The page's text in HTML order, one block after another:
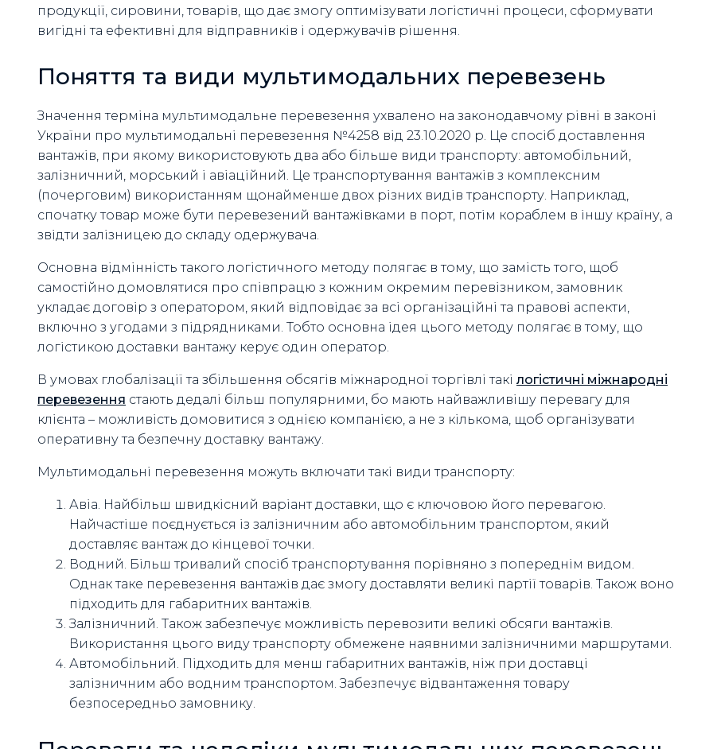
продукції, сировини, товарів, що дає змогу оптимізувати логістичні процеси, сформувати
вигідні та ефективні для відправників і одержувачів рішення.
Поняття та види мультимодальних перевезень
Значення терміна мультимодальне перевезення ухвалено на законодавчому рівні в законі
України про мультимодальні перевезення №4258 від 23.10.2020 р. Це спосіб доставлення
вантажів, при якому використовують два або більше види транспорту: автомобільний,
залізничний, морський і авіаційний. Це транспортування вантажів з комплексним
(почерговим) використанням щонайменше двох різних видів транспорту. Наприклад,
спочатку товар може бути перевезений вантажівками в порт, потім кораблем в іншу країну, а
звідти залізницею до складу одержувача.
Основна відмінність такого логістичного методу полягає в тому, що замість того, щоб
самостійно домовлятися про співпрацю з кожним окремим перевізником, замовник
укладає договір з оператором, який відповідає за всі організаційні та правові аспекти,
включно з угодами з підрядниками. Тобто основна ідея цього методу полягає в тому, що
логістикою доставки вантажу керує один оператор.
В умовах глобалізації та збільшення обсягів міжнародної торгівлі такі логістичні міжнародні
перевезення стають дедалі більш популярними, бо мають найважливішу перевагу для
клієнта – можливість домовитися з однією компанією, а не з кількома, щоб організувати
оперативну та безпечну доставку вантажу.
Мультимодальні перевезення можуть включати такі види транспорту:
Авіа. Найбільш швидкісний варіант доставки, що є ключовою його перевагою.
Найчастіше поєднується із залізничним або автомобільним транспортом, який
доставляє вантаж до кінцевої точки.
Водний. Більш тривалий спосіб транспортування порівняно з попереднім видом.
Однак таке перевезення вантажів дає змогу доставляти великі партії товарів. Також воно
підходить для габаритних вантажів.
Залізничний. Також забезпечує можливість перевозити великі обсяги вантажів.
Використання цього виду транспорту обмежене наявними залізничними маршрутами.
Автомобільний. Підходить для менш габаритних вантажів, ніж при доставці
залізничним або водним транспортом. Забезпечує відвантаження товару
безпосередньо замовнику.